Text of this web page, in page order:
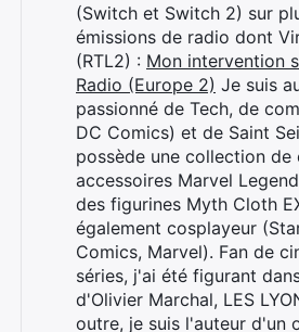
(Switch et Switch 2) sur
émissions de radio dont
(RTL2) : Mon intervention
Radio (Europe 2) Je suis
passionné de Tech, de
DC Comics) et de Saint
possède une collection de
accessoires Marvel
des figurines Myth Cloth
également cosplayeur
Comics, Marvel). Fan de
séries, j'ai été figurant
d'Olivier Marchal, LES
outre, je suis l'auteur d'un